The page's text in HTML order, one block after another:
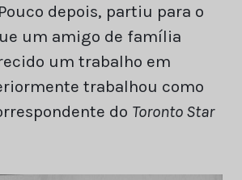
depois, partiu para o
um amigo de família
um trabalho em
trabalhou como
do Toronto Star